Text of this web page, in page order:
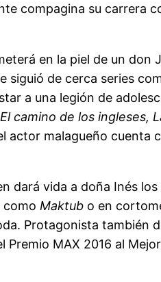
compagina su carrera
en la piel de un don
siguió de cerca series
a una legión de
El camino de los ingleses,
actor malagueño cuenta
dará vida a doña Inés
como Maktub o en
Protagonista también
Premio MAX 2016 al